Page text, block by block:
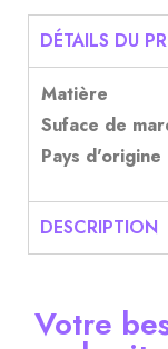
DÉTAILS DU
Matière
Suface de
Pays d'origine
DESCRIPTION
Votre